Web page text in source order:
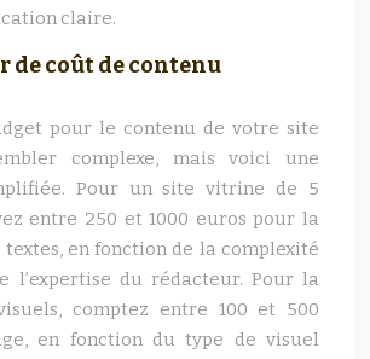
claire.
de coût de contenu
pour le contenu de votre site
complexe, mais voici une
Pour un site vitrine de 5
entre 250 et 1000 euros pour la
en fonction de la complexité
l’expertise du rédacteur. Pour la
comptez entre 100 et 500
en fonction du type de visuel